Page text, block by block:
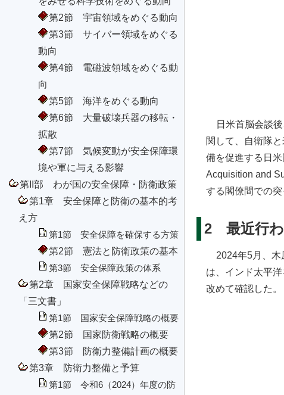
第2節 宇宙領域をめぐる動向
第3節 サイバー領域をめぐる
動向
第4節 電磁波領域をめぐる動
向
第5節 海洋をめぐる動向
第6節 大量破壊兵器の移転・
拡散
第7節 気候変動が安全保障環
境や軍に与える影響
第II部 わが国の安全保障・防衛政策
第1章 安全保障と防衛の基本的考
え方
第1節 安全保障を確保する方策
第2節 憲法と防衛政策の基本
第3節 安全保障政策の体系
第2章 国家安全保障戦略などの
「三文書」
第1節 国家安全保障戦略の概要
第2節 国家防衛戦略の概要
第3節 防衛力整備計画の概要
第3章 防衛力整備と予算
第1節 令和6（2024）年度の防
日米首脳会談
関して、自衛隊
備を促進する日
Acquisition and
する閣僚間での
2 最近行わ
2024年5月、
は、インド太平
改めて確認した。